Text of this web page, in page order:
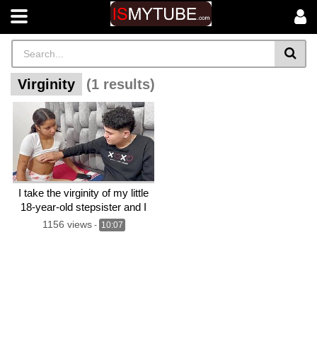
Virginity (1 results)
I take the virginity of my little
18-year-old stepsister and I
come inside her
1156 views- 10:07